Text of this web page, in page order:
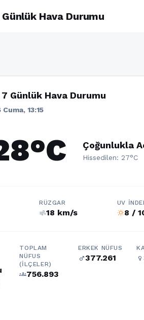
Günlük Hava Durumu
Günlük Hava Durumu
13:15
Çoğunlukla
Hissedilen: 27°C
RÜZGAR
air18 km/s
UV
wb_sunny8 /
TOPLAM
NÜFUS
(İLÇELER)
groups756.893
ERKEK NÜFUS
male377.261 female